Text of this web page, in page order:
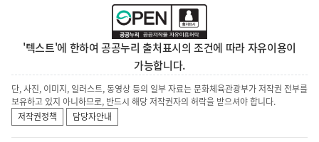
'텍스트'에 한하여 공공누리 출처표시의 조건에 따라 자유이용이
가능합니다.
단, 사진, 이미지, 일러스트, 동영상 등의 일부 자료는 문화체육관광부가 저작권 전부를
보유하고 있지 아니하므로, 반드시 해당 저작권자의 허락을 받으셔야 합니다.
저작권정책
담당자안내